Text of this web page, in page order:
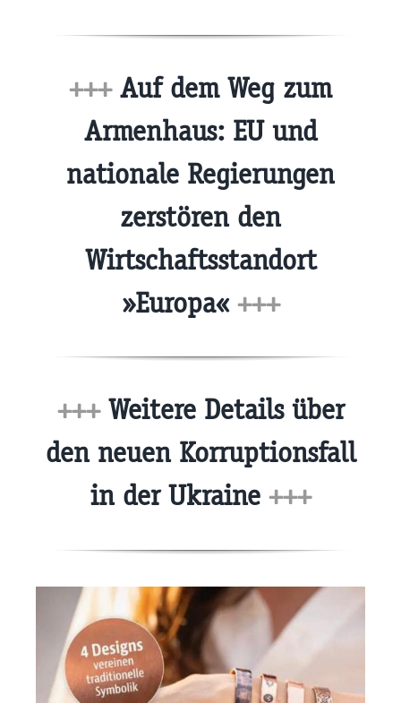
+++ Auf dem Weg zum
Armenhaus: EU und
nationale Regierungen
zerstören den
Wirtschaftsstandort
»Europa« +++
+++ Weitere Details über
den neuen Korruptionsfall
in der Ukraine +++